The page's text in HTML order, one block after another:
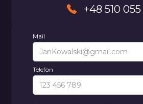
+48 510 055
Mail
Telefon